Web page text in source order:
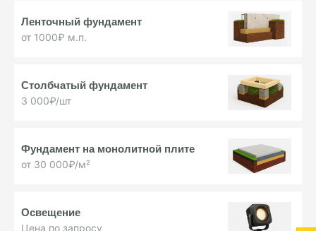
Ленточный фундамент
от 1000₽ м.п.
Столбчатый фундамент
3 000₽/шт
Фундамент на монолитной плите
от 30 000₽/м²
Освещение
Цена по запросу